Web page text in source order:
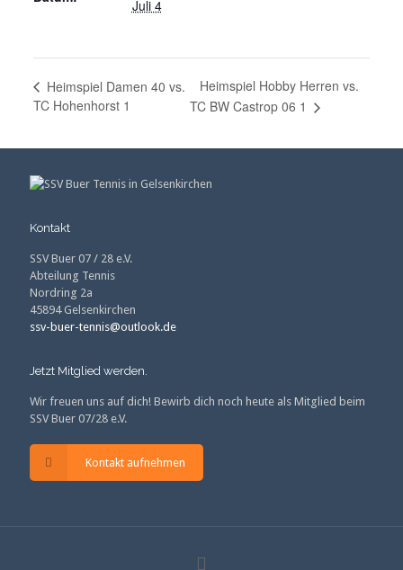
Juli 4
Heimspiel Damen 40 vs.
TC Hohenhorst 1
Heimspiel Hobby Herren vs.
TC BW Castrop 06 1
Kontakt
SSV Buer 07 / 28 e.V.
Abteilung Tennis
Nordring 2a
45894 Gelsenkirchen
ssv-buer-tennis@outlook.de
Jetzt Mitglied werden.
Wir freuen uns auf dich! Bewirb dich noch heute als Mitglied beim
SSV Buer 07/28 e.V.
Kontakt aufnehmen